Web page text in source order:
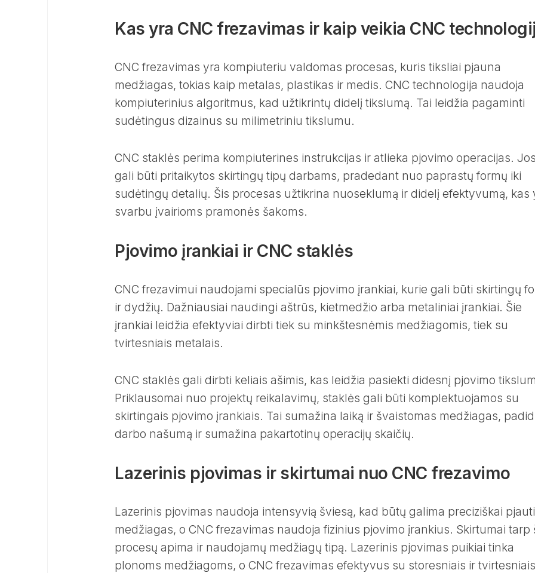
Kas yra CNC frezavimas ir kaip veikia CNC
CNC frezavimas yra kompiuteriu valdomas procesas, kuris tiksliai pjauna
medžiagas, tokias kaip metalas, plastikas ir medis. CNC technologija naudoja
kompiuterinius algoritmus, kad užtikrintų didelį tikslumą. Tai leidžia pagaminti
sudėtingus dizainus su milimetriniu tikslumu.
CNC staklės perima kompiuterines instrukcijas ir atlieka pjovimo operacijas. Jos
gali būti pritaikytos skirtingų tipų darbams, pradedant nuo paprastų formų iki
sudėtingų detalių. Šis procesas užtikrina nuoseklumą ir didelį efektyvumą, kas
svarbu įvairioms pramonės šakoms.
Pjovimo įrankiai ir CNC staklės
CNC frezavimui naudojami specialūs pjovimo įrankiai, kurie gali būti skirtingų
ir dydžių. Dažniausiai naudingi aštrūs, kietmedžio arba metaliniai įrankiai. Šie
įrankiai leidžia efektyviai dirbti tiek su minkštesnėmis medžiagomis, tiek su
tvirtesniais metalais.
CNC staklės gali dirbti keliais ašimis, kas leidžia pasiekti didesnį pjovimo
Priklausomai nuo projektų reikalavimų, staklės gali būti komplektuojamos su
skirtingais pjovimo įrankiais. Tai sumažina laiką ir švaistomas medžiagas,
darbo našumą ir sumažina pakartotinų operacijų skaičių.
Lazerinis pjovimas ir skirtumai nuo CNC frezavimo
Lazerinis pjovimas naudoja intensyvią šviesą, kad būtų galima preciziškai pjauti
medžiagas, o CNC frezavimas naudoja fizinius pjovimo įrankius. Skirtumai tarp
procesų apima ir naudojamų medžiagų tipą. Lazerinis pjovimas puikiai tinka
plonoms medžiagoms, o CNC frezavimas efektyvus su storesniais ir tvirtesniais